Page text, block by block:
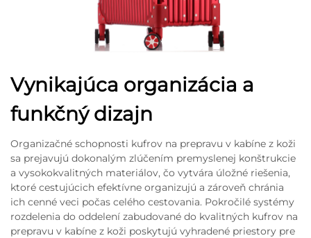
Vynikajúca organizácia a
funkčný dizajn
Organizačné schopnosti kufrov na prepravu v kabíne z koži
sa prejavujú dokonalým zlúčením premyslenej konštrukcie
a vysokokvalitných materiálov, čo vytvára úložné riešenia,
ktoré cestujúcich efektívne organizujú a zároveň chránia
ich cenné veci počas celého cestovania. Pokročilé systémy
rozdelenia do oddelení zabudované do kvalitných kufrov na
prepravu v kabíne z koži poskytujú vyhradené priestory pre